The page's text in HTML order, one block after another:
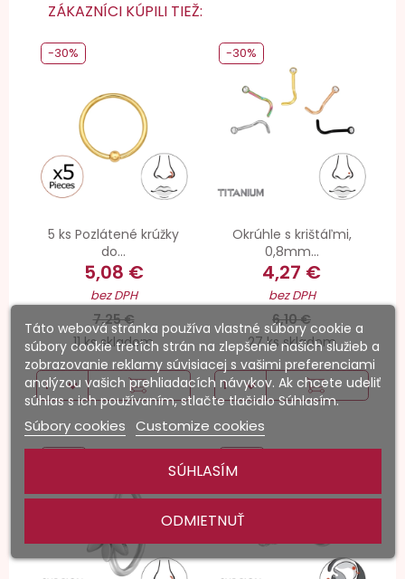
ZÁKAZNÍCI KÚPILI TIEŽ:
5 ks Pozlátené krúžky
do...
5,08 €
bez DPH
7,25 €
11 ks skladom
-30%
Okrúhle s krištáľmi,
0,8mm...
4,27 €
bez DPH
6,10 €
27 ks skladom
-30%
Táto webová stránka používa vlastné súbory cookie a
súbory cookie tretích strán na zlepšenie našich služieb a
zobrazovanie reklamy súvisiacej s vašimi preferenciami
analýzou vašich prehliadacích návykov. Ak chcete udeliť
súhlas s ich používaním, stlačte tlačidlo Súhlasím.
Súbory cookies Customize cookies
ODMIETNUŤ
SÚHLASÍM